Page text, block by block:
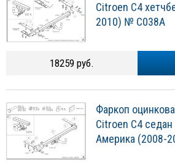
Citroen C4
2010) № C038A
18259 руб.
Фаркоп
Citroen C4
Америка (2008-